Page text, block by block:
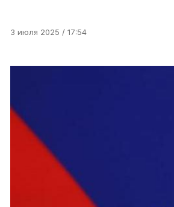
3 июля 2025 / 17:54